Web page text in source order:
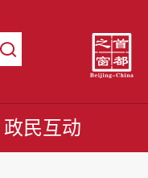
政民互动